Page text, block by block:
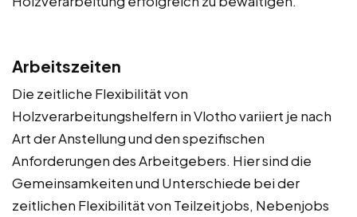
Arbeitszeiten
Die zeitliche Flexibilität von
Holzverarbeitungshelfern in Vlotho variiert je nach
Art der Anstellung und den spezifischen
Anforderungen des Arbeitgebers. Hier sind die
Gemeinsamkeiten und Unterschiede bei der
zeitlichen Flexibilität von Teilzeitjobs, Nebenjobs